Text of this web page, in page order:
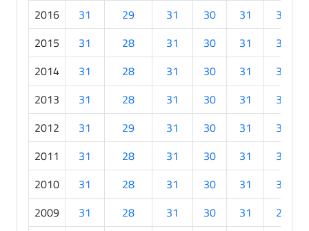
2016
31 29 31 30 31
30
2015
31 28 31 30 31
30
2014
31 28 31 30 31
30
2013
31 28 31 30 31
30
2012
31 29 31 30 31
30
2011
31 28 31 30 31
30
2010
31 28 31 30 31
30
2009
31 28 31 30 31
29